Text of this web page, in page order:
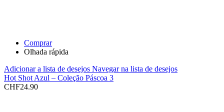
Comprar
Olhada rápida
Adicionar a lista de desejos Navegar na lista de desejos
Hot Shot Azul – Coleção Páscoa 3
CHF24.90